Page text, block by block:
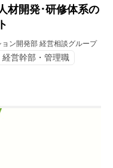
材開発･研修体系の
ン開発部 経営相談グループ
経営幹部・管理職